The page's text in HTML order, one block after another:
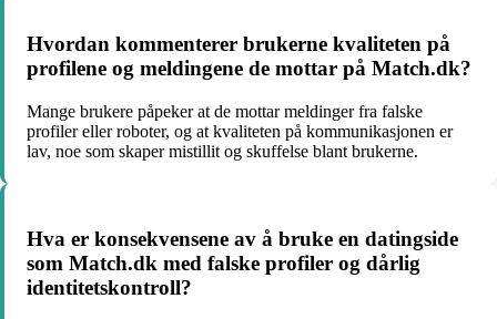
Hvordan kommenterer brukerne kvaliteten på
profilene og meldingene de mottar på Match.dk?
Mange brukere påpeker at de mottar meldinger fra falske
profiler eller roboter, og at kvaliteten på kommunikasjonen er
lav, noe som skaper mistillit og skuffelse blant brukerne.
Hva er konsekvensene av å bruke en datingside
som Match.dk med falske profiler og dårlig
identitetskontroll?